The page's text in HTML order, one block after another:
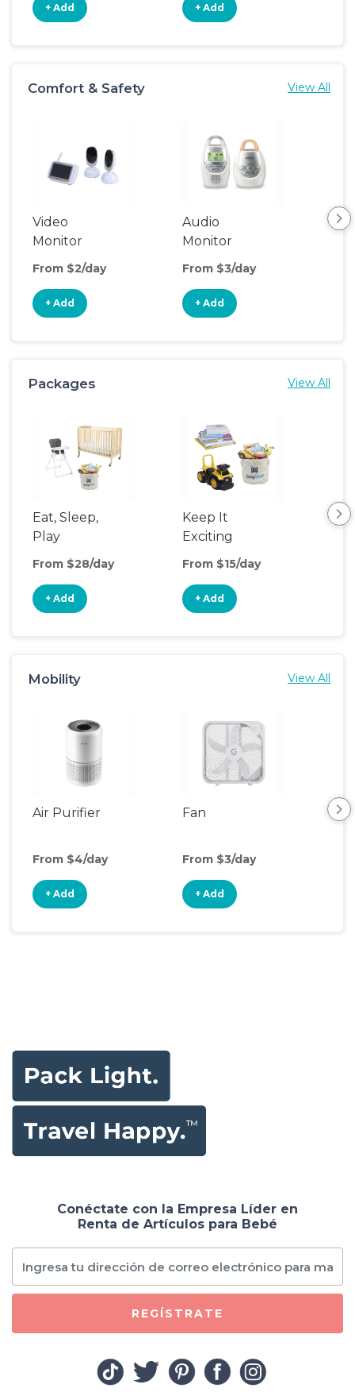
+ Add + Add
Comfort & Safety View All
Video
Monitor
From $2/day
+ Add
Audio
Monitor
From $3/day
+ Add
Packages View All
Eat, Sleep,
Play
From $28/day
+ Add
Keep It
Exciting
From $15/day
+ Add
Mobility View All
Air Purifier
From $4/day
+ Add
Fan
From $3/day
+ Add
Conéctate con la Empresa Líder en
Renta de Artículos para Bebé
REGÍSTRATE